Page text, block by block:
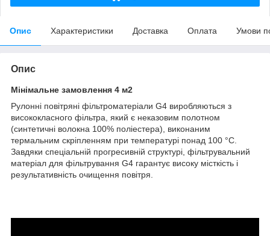
Опис Характеристики Доставка Оплата Умови
Опис
Мінімальне замовлення 4 м2
Рулонні повітряні фільтроматеріали G4 виробляються з
висококласного фільтра, який є неказовим полотном
(синтетичні волокна 100% поліестера), виконаним
термальним скріпленням при температурі понад 100 °С.
Завдяки спеціальній прогресивній структурі, фільтрувальний
матеріал для фільтрування G4 гарантує високу місткість і
результативність очищення повітря.